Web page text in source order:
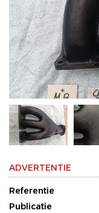
ADVERTENTIE
Referentie
Publicatie